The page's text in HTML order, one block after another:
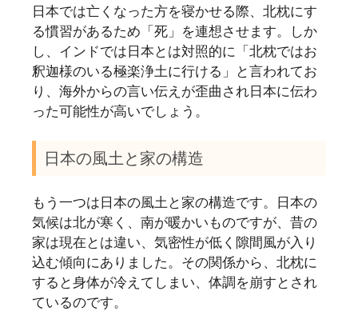
日本では亡くなった方を寝かせる際、北枕にす
る慣習があるため「死」を連想させます。しか
し、インドでは日本とは対照的に「北枕ではお
釈迦様のいる極楽浄土に行ける」と言われてお
り、海外からの言い伝えが歪曲され日本に伝わ
った可能性が高いでしょう。
日本の風土と家の構造
もう一つは日本の風土と家の構造です。日本の
気候は北が寒く、南が暖かいものですが、昔の
家は現在とは違い、気密性が低く隙間風が入り
込む傾向にありました。その関係から、北枕に
すると身体が冷えてしまい、体調を崩すとされ
ているのです。